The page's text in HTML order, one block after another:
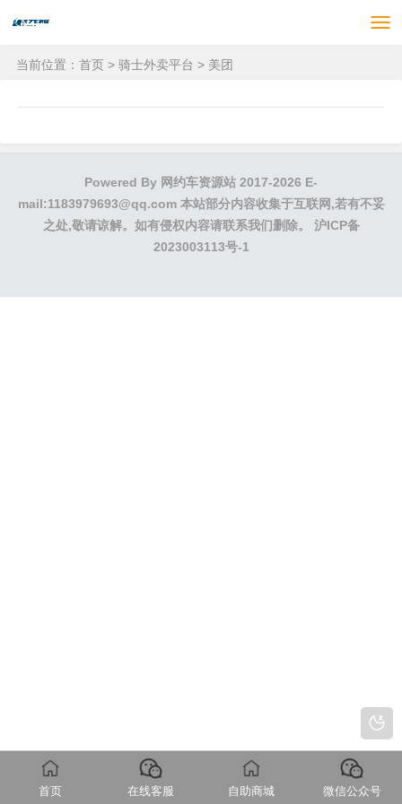
当前位置： 首页 > 骑士外卖平台 > 美团
Powered By 网约车资源站 2017-2026 E-
mail:1183979693@qq.com 本站部分内容收集于互联网,若有不妥
之处,敬请谅解。如有侵权内容请联系我们删除。 沪ICP备
2023003113号-1
首页 在线客服 自助商城 微信公众号